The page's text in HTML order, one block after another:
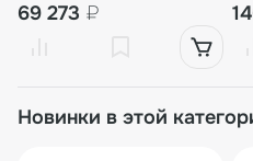
69 273 ₽
Новинки в этой